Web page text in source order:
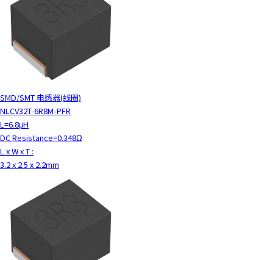
SMD/SMT 电感器(线圈)
NLCV32T-6R8M-PFR
L=6.8μH
DC Resistance=0.348Ω
L x W x T :
3.2 x 2.5 x 2.2mm